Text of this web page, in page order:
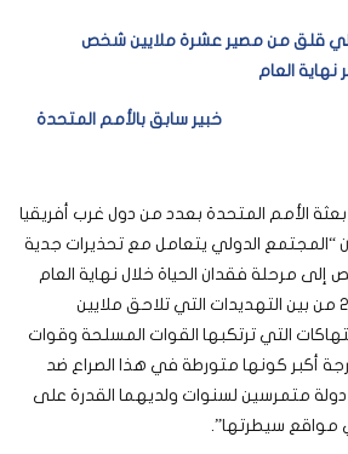
قلق من مصير عشرة ملايين شخص
العام
خبير سابق بالأمم المتحدة
الأمم المتحدة بعدد من دول غرب أفريقيا
“المجتمع الدولي يتعامل مع تحذيرات جدية
مرحلة فقدان الحياة خلال نهاية العام
الحالي ومطلع العام 2025 من بين التهديدات التي تلاحق ملايين
التي ترتكبها القوات المسلحة وقوات
أكبر كونها متورطة في هذا الصراع ضد
متمرسين لسنوات ولديهما القدرة على
مواقع سيطرتها”.